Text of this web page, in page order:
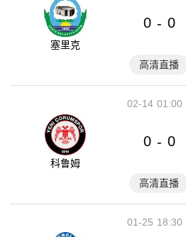
塞里克
0 - 0
高清直播
01:00
02-14
科鲁姆
0 - 0
高清直播
18:30
01-25